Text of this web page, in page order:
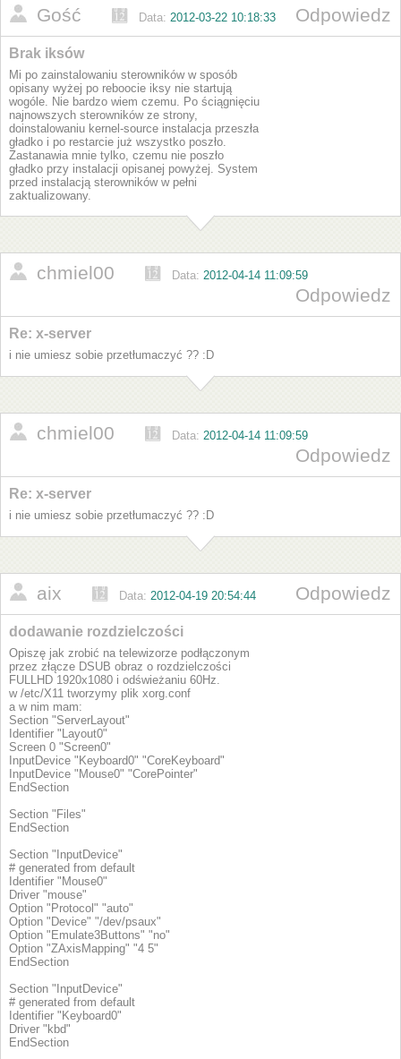
Gość Data: 2012-03-22 10:18:33 Odpowiedz
Brak iksów
Mi po zainstalowaniu sterowników w sposób
opisany wyżej po reboocie iksy nie startują
wogóle. Nie bardzo wiem czemu. Po ściągnięciu
najnowszych sterowników ze strony,
doinstalowaniu kernel-source instalacja przeszła
gładko i po restarcie już wszystko poszło.
Zastanawia mnie tylko, czemu nie poszło
gładko przy instalacji opisanej powyżej. System
przed instalacją sterowników w pełni
zaktualizowany.
chmiel00 Data: 2012-04-14 11:09:59
Odpowiedz
Re: x-server
i nie umiesz sobie przetłumaczyć ?? :D
chmiel00 Data: 2012-04-14 11:09:59
Odpowiedz
Re: x-server
i nie umiesz sobie przetłumaczyć ?? :D
aix Data: 2012-04-19 20:54:44 Odpowiedz
dodawanie rozdzielczości
Opiszę jak zrobić na telewizorze podłączonym
przez złącze DSUB obraz o rozdzielczości
FULLHD 1920x1080 i odświeżaniu 60Hz.
w /etc/X11 tworzymy plik xorg.conf
a w nim mam:
Section "ServerLayout"
Identifier "Layout0"
Screen 0 "Screen0"
InputDevice "Keyboard0" "CoreKeyboard"
InputDevice "Mouse0" "CorePointer"
EndSection
Section "Files"
EndSection
Section "InputDevice"
# generated from default
Identifier "Mouse0"
Driver "mouse"
Option "Protocol" "auto"
Option "Device" "/dev/psaux"
Option "Emulate3Buttons" "no"
Option "ZAxisMapping" "4 5"
EndSection
Section "InputDevice"
# generated from default
Identifier "Keyboard0"
Driver "kbd"
EndSection